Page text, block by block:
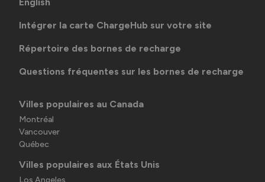
English
Intégrer la carte ChargeHub sur votre site
Répertoire des bornes de recharge
Questions fréquentes sur les bornes de recharge
Villes populaires au Canada
Montréal
Vancouver
Québec
Villes populaires aux États Unis